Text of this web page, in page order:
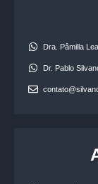
Dra. Pâmilla
Dr. Pablo